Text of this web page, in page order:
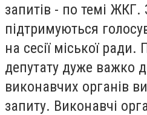
запитів - по темі ЖКГ.
підтримуються
на сесії міської ради.
депутату дуже важко
виконавчих органів
запиту. Виконавчі